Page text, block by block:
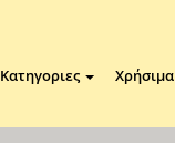
Κατηγοριες Χρήσιμα